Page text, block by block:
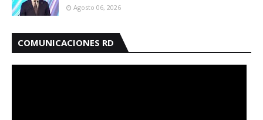
Agosto 06, 2026
COMUNICACIONES RD